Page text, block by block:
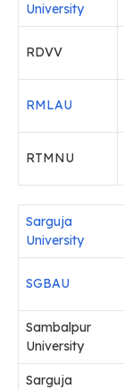
University
RDVV
RMLAU
RTMNU
Sarguja
University
SGBAU
Sambalpur
University
Sarguja